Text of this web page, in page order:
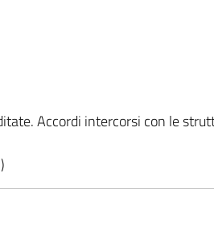
Accordi intercorsi con le